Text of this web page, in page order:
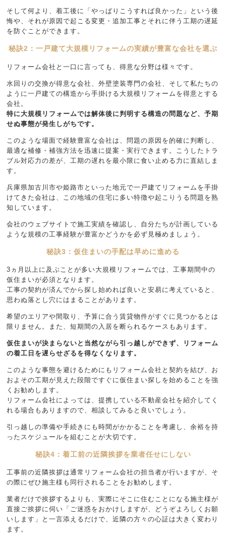
そして何より、着工後に「やっぱりこうすれば良かった」という後
悔や、それが原因で起こる変更・追加工事とそれに伴う工期の遅延
を防ぐことができます。
秘訣2：一戸建て大規模リフォームの実績が豊富な会社を選ぶ
リフォーム会社と一口に言っても、得意な分野は様々です。
水回りの交換が得意な会社、外壁塗装専門の会社、そして私たちの
ように一戸建ての構造から手掛ける大規模リフォームを得意とする
会社。
特に大規模リフォームでは解体後に判明する構造の問題など、予期
せぬ事態が発生しがちです。
このような場面で経験豊富な会社は、問題の原因を的確に判断し、
最適な補修・補強方法を迅速に提案・実行できます。こうしたトラ
ブル対応力の差が、工期の遅れを最小限に食い止める力に直結しま
す。
兵庫県加古川市や姫路市といった地元で一戸建てリフォームを手掛
けてきた会社は、この地域の住宅に多い特徴や起こりうる問題を熟
知しています。
会社のウェブサイトで施工実績を確認し、自分たちが計画している
ような規模の工事経験が豊富かどうかを必ず見極めましょう。
秘訣3：仮住まいの手配は早めに進める
3ヵ月以上に及ぶことが多い大規模リフォームでは、工事期間中の
仮住まいが必須となります。
工事の契約が済んでから探し始めれば良いと安易に考えていると、
思わぬ落とし穴にはまることがあります。
希望のエリアや間取り、予算に合う賃貸物件がすぐに見つかるとは
限りません。また、短期間の入居を断られるケースもあります。
仮住まいが決まらないと当然ながら引っ越しができず、リフォーム
の着工日を遅らせざるを得なくなります。
このような事態を避けるためにもリフォーム会社と契約を結び、お
およその工期が見えた段階ですぐに仮住まい探しを始めることを強
くお勧めします。
リフォーム会社によっては、提携している不動産会社を紹介してく
れる場合もありますので、相談してみると良いでしょう。
引っ越しの準備や手続きにも時間がかかることを考慮し、余裕を持
ったスケジュールを組むことが大切です。
秘訣4：着工前の近隣挨拶を業者任せにしない
工事前の近隣挨拶は通常リフォーム会社の担当者が行いますが、そ
の際にぜひ施主様も同行されることをお勧めします。
業者だけで挨拶するよりも、実際にそこに住むことになる施主様が
直接ご挨拶に伺い「ご迷惑をおかけしますが、どうぞよろしくお願
いします」と一言添えるだけで、近隣の方々の心証は大きく変わり
ます。